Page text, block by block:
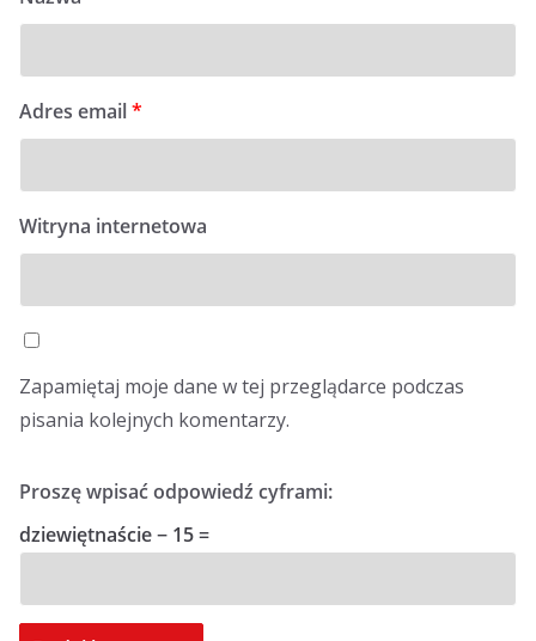
Adres email*
Witryna internetowa
Zapamiętaj moje dane w tej przeglądarce podczas
pisania kolejnych komentarzy.
Proszę wpisać odpowiedź cyframi:
dziewiętnaście − 15 =